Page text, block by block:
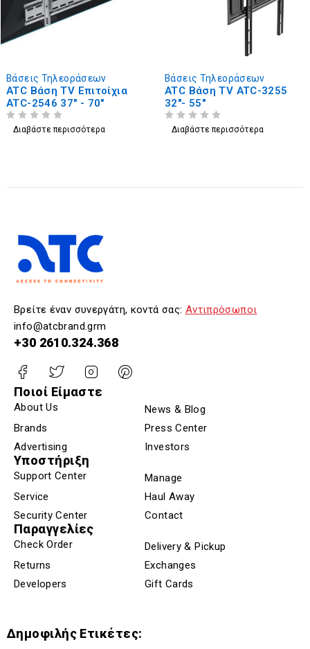
Βάσεις Τηλεοράσεων
ATC Βάση TV Επιτοίχια
ATC-2546 37" - 70"
Διαβάστε περισσότερα
Βάσεις Τηλεοράσεων
ATC Βάση TV ATC-3255
32"- 55"
Διαβάστε περισσότερα
Βρείτε έναν συνεργάτη, κοντά σας: Αντιπρόσωποι
info@atcbrand.grm
+30 2610.324.368
Ποιοί Είμαστε
About Us
News & Blog
Brands
Press Center
Advertising
Investors
Υποστήριξη
Support Center
Manage
Service
Haul Away
Security Center
Contact
Παραγγελίες
Check Order
Delivery & Pickup
Returns
Exchanges
Developers
Gift Cards
Δημοφιλής Ετικέτες: